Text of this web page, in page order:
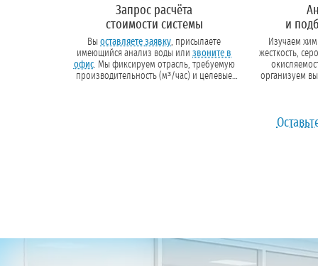
Запрос расчёта
стоимости системы
Вы оставляете заявку, присылаете
имеющийся анализ воды или звоните в
офис. Мы фиксируем отрасль, требуемую
производительность (м³/час) и целевые
и
Изучаем
жесткость,
организуем